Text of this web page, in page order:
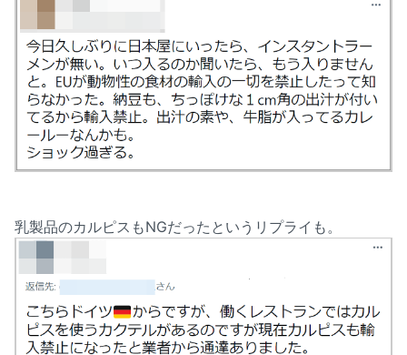
乳製品のカルピスもNGだったというリプライも。